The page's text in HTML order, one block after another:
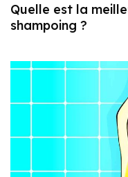
Quelle est la
shampoing ?